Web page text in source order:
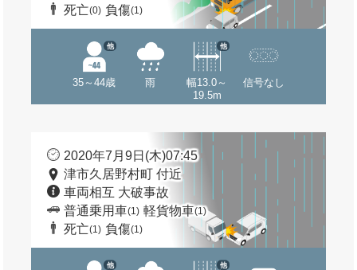
死亡(0) 負傷(1)
35～44歳
他
雨
幅13.0～
19.5m
他
信号なし
2020年7月9日(木)07:45
津市久居野村町 付近
車両相互 大破事故
普通乗用車(1) 軽貨物車(1)
死亡(1) 負傷(1)
他 他